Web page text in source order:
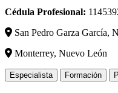
Cédula Profesional:
San Pedro Garza García,
Monterrey, Nuevo León
Especialista Formación